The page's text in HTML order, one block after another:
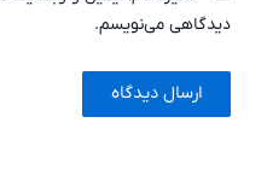
دیدگاهی می‌نویسم.